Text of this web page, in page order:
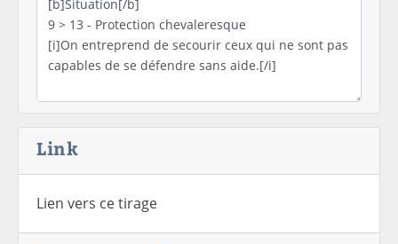
Link
Lien vers ce tirage